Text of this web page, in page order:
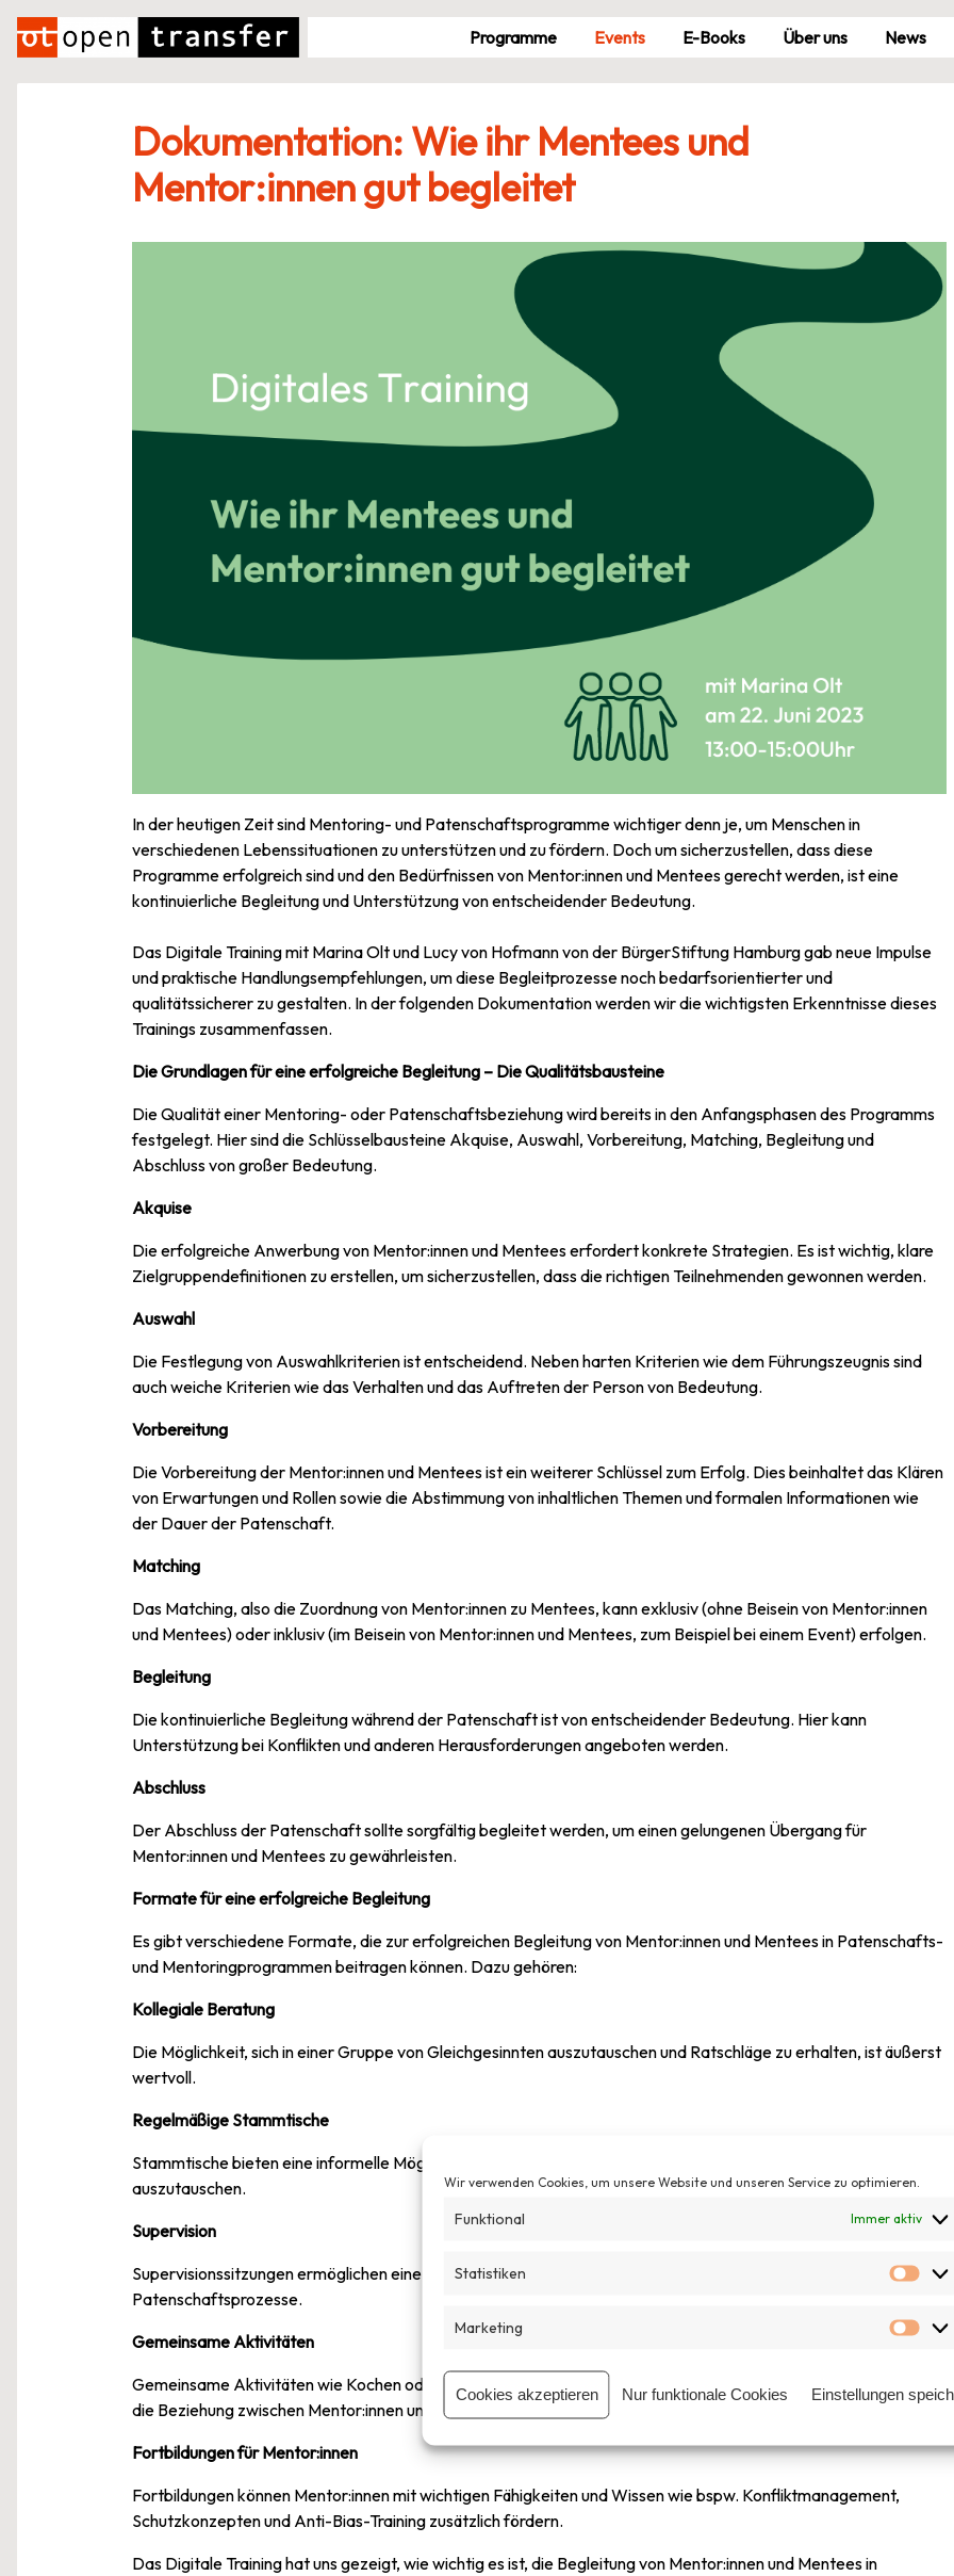
Wir verwenden Cookies, um unsere Website und unseren Service zu optimieren.
Funktional Immer aktiv
Statistiken
Marketing
Cookies akzeptieren Nur funktionale Cookies Einstellungen
Zum
Inhalt
springen
Pro­gramme Events E-Books Über uns News
Dokumentation: Wie ihr Mentees und
Mentor:innen gut begleitet
In der heutigen Zeit sind Mentoring- und Patenschaftsprogramme wichtiger denn je, um Menschen in
verschiedenen Lebenssituationen zu unterstützen und zu fördern. Doch um sicherzustellen, dass diese
Programme erfolgreich sind und den Bedürfnissen von Mentor:innen und Mentees gerecht werden, ist eine
kontinuierliche Begleitung und Unterstützung von entscheidender Bedeutung.
Das Digitale Training mit Marina Olt und Lucy von Hofmann von der BürgerStiftung Hamburg gab neue Impulse
und praktische Handlungsempfehlungen, um diese Begleitprozesse noch bedarfsorientierter und
qualitätssicherer zu gestalten. In der folgenden Dokumentation werden wir die wichtigsten Erkenntnisse dieses
Trainings zusammenfassen.
Die Grundlagen für eine erfolgreiche Begleitung – Die Qualitätsbausteine
Die Qualität einer Mentoring- oder Patenschaftsbeziehung wird bereits in den Anfangsphasen des Programms
festgelegt. Hier sind die Schlüsselbausteine Akquise, Auswahl, Vorbereitung, Matching, Begleitung und
Abschluss von großer Bedeutung.
Akquise
Die erfolgreiche Anwerbung von Mentor:innen und Mentees erfordert konkrete Strategien. Es ist wichtig, klare
Zielgruppendefinitionen zu erstellen, um sicherzustellen, dass die richtigen Teilnehmenden gewonnen werden.
Auswahl
Die Festlegung von Auswahlkriterien ist entscheidend. Neben harten Kriterien wie dem Führungszeugnis sind
auch weiche Kriterien wie das Verhalten und das Auftreten der Person von Bedeutung.
Vorbereitung
Die Vorbereitung der Mentor:innen und Mentees ist ein weiterer Schlüssel zum Erfolg. Dies beinhaltet das Klären
von Erwartungen und Rollen sowie die Abstimmung von inhaltlichen Themen und formalen Informationen wie
der Dauer der Patenschaft.
Matching
Das Matching, also die Zuordnung von Mentor:innen zu Mentees, kann exklusiv (ohne Beisein von Mentor:innen
und Mentees) oder inklusiv (im Beisein von Mentor:innen und Mentees, zum Beispiel bei einem Event) erfolgen.
Begleitung
Die kontinuierliche Begleitung während der Patenschaft ist von entscheidender Bedeutung. Hier kann
Unterstützung bei Konflikten und anderen Herausforderungen angeboten werden.
Abschluss
Der Abschluss der Patenschaft sollte sorgfältig begleitet werden, um einen gelungenen Übergang für
Mentor:innen und Mentees zu gewährleisten.
Formate für eine erfolgreiche Begleitung
Es gibt verschiedene Formate, die zur erfolgreichen Begleitung von Mentor:innen und Mentees in Patenschafts-
und Mentoringprogrammen beitragen können. Dazu gehören:
Kollegiale Beratung
Die Möglichkeit, sich in einer Gruppe von Gleichgesinnten auszutauschen und Ratschläge zu erhalten, ist äußerst
wertvoll.
Regelmäßige Stammtische
Stammtische bieten eine informelle Möglichkeit für Mentor:innen und Mentees, sich zu treffen und Erfahrungen
auszutauschen.
Supervision
Supervisionssitzungen ermöglichen eine professionelle Begleitung und Reflexion der Mentoring- und
Patenschaftsprozesse.
Gemeinsame Aktivitäten
Gemeinsame Aktivitäten wie Kochen oder Sommerfeste fördern das Zusammengehörigkeitsgefühl und stärken
die Beziehung zwischen Mentor:innen und Mentees weiter.
Fortbildungen für Mentor:innen
Fortbildungen können Mentor:innen mit wichtigen Fähigkeiten und Wissen wie bspw. Konfliktmanagement,
Schutzkonzepten und Anti-Bias-Training zusätzlich fördern.
Das Digitale Training hat uns gezeigt, wie wichtig es ist, die Begleitung von Mentor:innen und Mentees in